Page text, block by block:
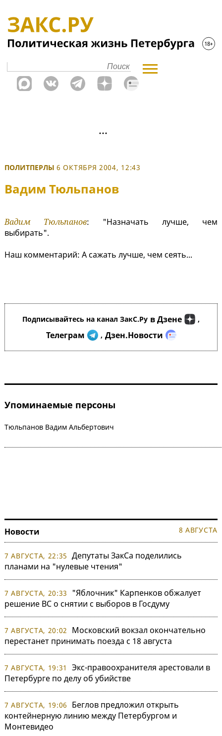
ПОЛИТПЕРЛЫ 6 ОКТЯБРЯ 2004, 12:43
Вадим Тюльпанов
Вадим Тюльпанов: "Назначать лучше, чем
выбирать".
Наш комментарий: А сажать лучше, чем сеять...
Подписывайтесь на канал ЗакС.Ру в Дзене ,
Телеграм , Дзен.Новости
Упоминаемые персоны
Тюльпанов Вадим Альбертович
Новости 8 АВГУСТА
7 АВГУСТА, 22:35 Депутаты ЗакСа поделились
планами на "нулевые чтения"
7 АВГУСТА, 20:33
"Яблочник" Карпенков обжалует
решение ВС о снятии с выборов в Госдуму
7 АВГУСТА, 20:02
Московский вокзал окончательно
перестанет принимать поезда с 18 августа
7 АВГУСТА, 19:31
Экс-правоохранителя арестовали в
Петербурге по делу об убийстве
7 АВГУСТА, 19:06
Беглов предложил открыть
контейнерную линию между Петербургом и
Монтевидео